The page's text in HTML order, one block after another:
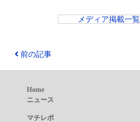
メディア掲載一覧
前の記事
Home
ニュース
マチレポ